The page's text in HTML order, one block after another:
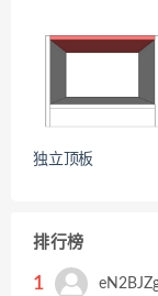
独立顶板
排行榜
1